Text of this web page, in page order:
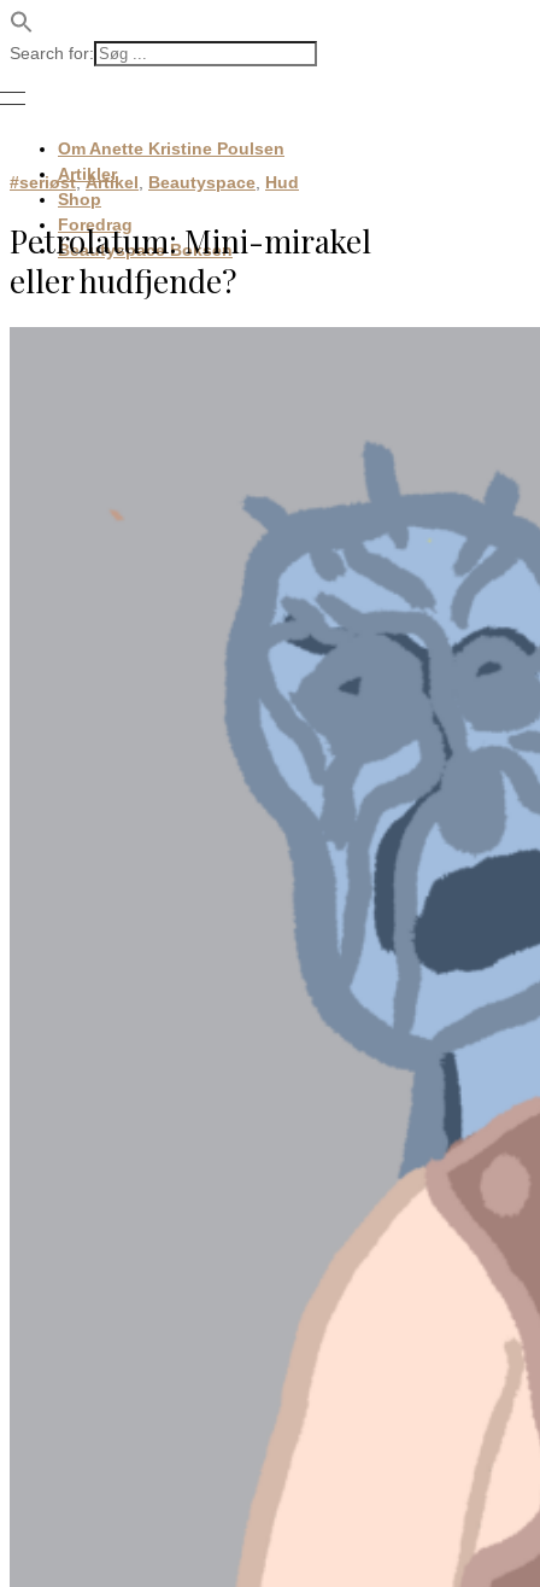
Search for:
Om Anette Kristine Poulsen
Artikler
Shop
Foredrag
Beautyspace Boksen
#seriøst,Artikel Beautyspace Hud
Petrolatum: Mini-mirakel
eller hudfjende?